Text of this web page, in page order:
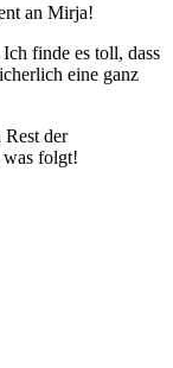
an Mirja!
finde es toll, dass
eine ganz
der
was folgt!